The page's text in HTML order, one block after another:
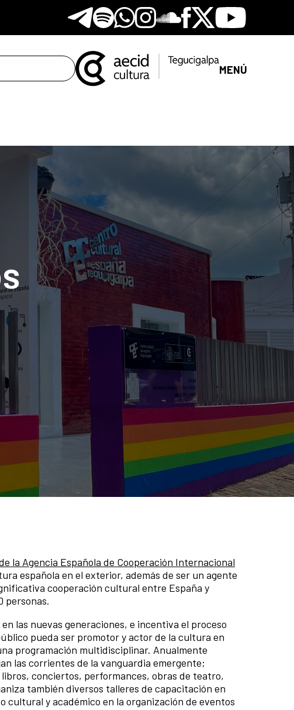
Telegram
SpotifyWhatsapp
Instagram
Soundclore
Facebook
X Youtube
MENÚ
la Agencia Española de Cooperación Internacional
española en el exterior, además de ser un agente
cooperación cultural entre España y
personas.
las nuevas generaciones, e incentiva el proceso
pueda ser promotor y actor de la cultura en
programación multidisciplinar. Anualmente
las corrientes de la vanguardia emergente;
conciertos, performances, obras de teatro,
también diversos talleres de capacitación en
y académico en la organización de eventos